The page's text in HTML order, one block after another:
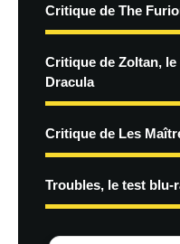
Critique de The
Critique de Zoltan,
Dracula
Critique de Les
Troubles, le test blu-